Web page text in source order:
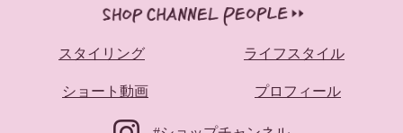
スタイリング ライフスタイル
ショート動画 プロフィール